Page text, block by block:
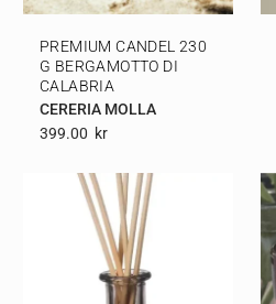
PREMIUM CANDEL 230
G BERGAMOTTO DI
CALABRIA
CERERIA MOLLA
399.00 Kr